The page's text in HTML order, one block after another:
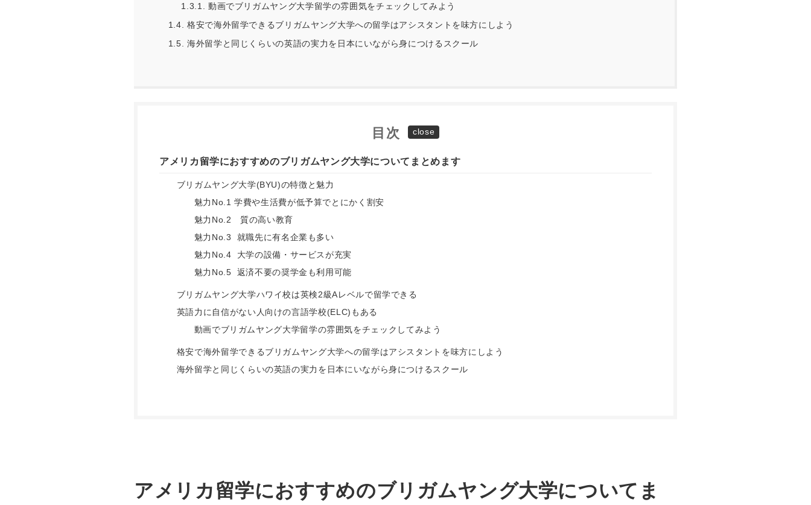
1.3.1.
動画でブリガムヤング大学留学の雰囲気をチェックしてみよう
1.4.
格安で海外留学できるブリガムヤング大学への留学はアシスタントを味方にしよう
1.5.
海外留学と同じくらいの英語の実力を日本にいながら身につけるスクール
目次
アメリカ留学におすすめのブリガムヤング大学についてまとめます
ブリガムヤング大学(BYU)の特徴と魅力
魅力No.1 学費や生活費が低予算でとにかく割安
魅力No.2 質の高い教育
魅力No.3 就職先に有名企業も多い
魅力No.4 大学の設備・サービスが充実
魅力No.5 返済不要の奨学金も利用可能
ブリガムヤング大学ハワイ校は英検2級Aレベルで留学できる
英語力に自信がない人向けの言語学校(ELC)もある
動画でブリガムヤング大学留学の雰囲気をチェックしてみよう
格安で海外留学できるブリガムヤング大学への留学はアシスタントを味方にしよう
海外留学と同じくらいの英語の実力を日本にいながら身につけるスクール
アメリカ留学におすすめのブリガムヤング大学についてま